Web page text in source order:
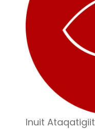
Inuit Ataqatigiit